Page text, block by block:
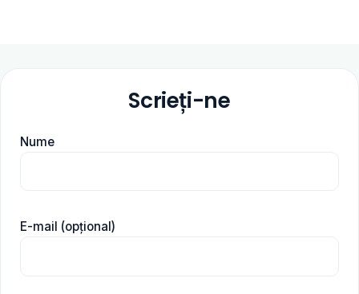
Scrieți-ne
Nume
E-mail (opțional)